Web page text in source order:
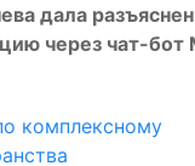
дала
через чат-